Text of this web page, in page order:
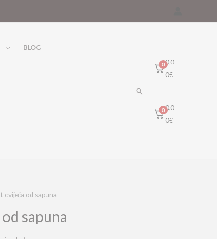
BLOG
Traži
00,0
0€
00,0
0€
cvijeća od sapuna
sapuna